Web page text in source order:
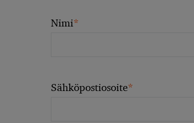
Nimi*
Sähköpostiosoite*